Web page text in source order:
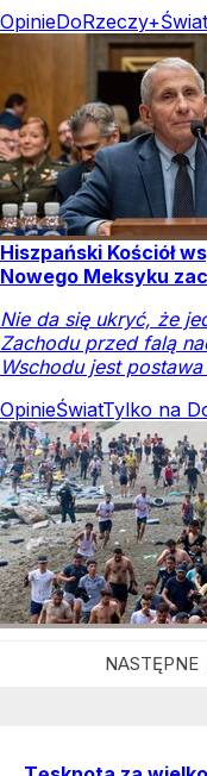
OpinieDoRzeczy+Świat
Hiszpański Kościół
Nowego Meksyku
Nie da się ukryć, że
Zachodu przed falą
Wschodu jest
OpinieŚwiatTylko na